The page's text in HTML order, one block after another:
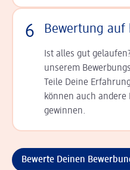
6 Bewertung auf
Ist alles gut
unserem
Teile Deine
können auch andere
gewinnen.
Bewerte Deinen